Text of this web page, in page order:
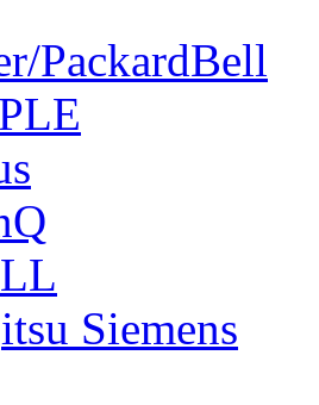
PackardBell
Siemens